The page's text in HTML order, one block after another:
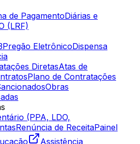
de PagamentoDiárias e
(LRF)
Pregão EletrônicoDispensa
DiretasAtas de
Plano de Contratações
Obras
(PPA, LDO,
Renúncia de ReceitaPainel
Assistência